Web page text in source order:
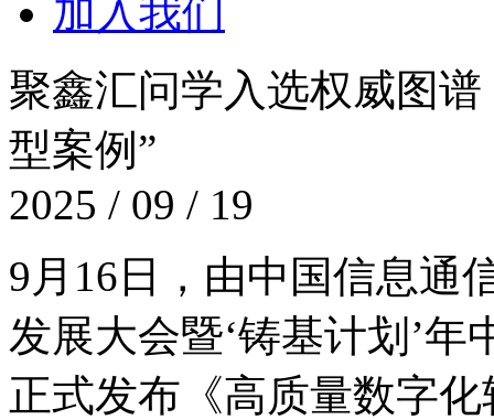
加入我们
聚鑫汇问学入选权威图谱
型案例”
2025 / 09 / 19
9月16日，由中国信息
发展大会暨‘铸基计划’
正式发布《高质量数字